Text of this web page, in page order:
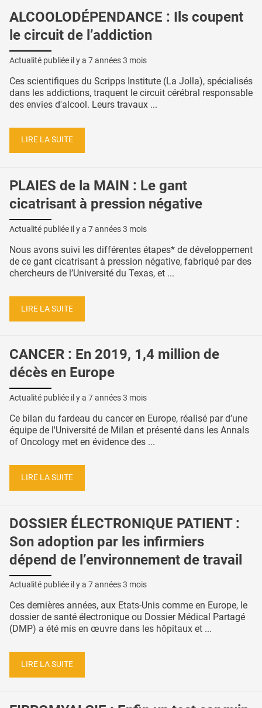
ALCOOLODÉPENDANCE : Ils coupent
le circuit de l’addiction
Actualité publiée il y a 7 années 3 mois
Ces scientifiques du Scripps Institute (La Jolla), spécialisés
dans les addictions, traquent le circuit cérébral responsable
des envies d'alcool. Leurs travaux ...
LIRE LA SUITE
PLAIES de la MAIN : Le gant
cicatrisant à pression négative
Actualité publiée il y a 7 années 3 mois
Nous avons suivi les différentes étapes* de développement
de ce gant cicatrisant à pression négative, fabriqué par des
chercheurs de l’Université du Texas, et ...
LIRE LA SUITE
CANCER : En 2019, 1,4 million de
décès en Europe
Actualité publiée il y a 7 années 3 mois
Ce bilan du fardeau du cancer en Europe, réalisé par d’une
équipe de l'Université de Milan et présenté dans les Annals
of Oncology met en évidence des ...
LIRE LA SUITE
DOSSIER ÉLECTRONIQUE PATIENT :
Son adoption par les infirmiers
dépend de l’environnement de travail
Actualité publiée il y a 7 années 3 mois
Ces dernières années, aux Etats-Unis comme en Europe, le
dossier de santé électronique ou Dossier Médical Partagé
(DMP) a été mis en œuvre dans les hôpitaux et ...
LIRE LA SUITE